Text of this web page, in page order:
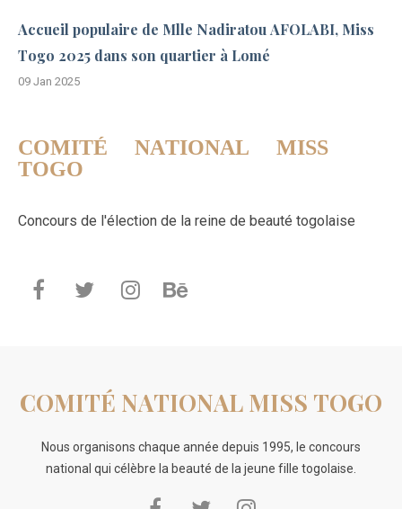
Accueil populaire de Mlle Nadiratou AFOLABI, Miss
Togo 2025 dans son quartier à Lomé
09 Jan 2025
COMITÉ NATIONAL MISS
TOGO
Concours de l'élection de la reine de beauté togolaise
COMITÉ NATIONAL MISS TOGO
Nous organisons chaque année depuis 1995, le concours
national qui célèbre la beauté de la jeune fille togolaise.